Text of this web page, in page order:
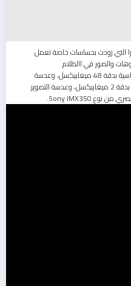
التي زودت بحساسات خاصة تعمل
والصور في االظلام.
وجاءت هذه الكاميرا بأربع عدسات، عدسة أساسية بدقة 48 ميغابيكسل، وعدسة
للتصوير العريض بدقة 8 ميغابيكسل، وعدسة بدقة 2 ميغابيكسل، وعدسة التصوير